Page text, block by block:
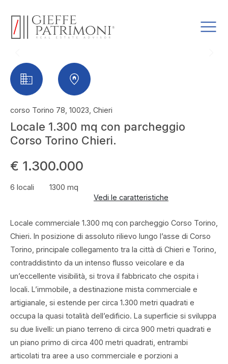
corso Torino 78, 10023, Chieri
Locale 1.300 mq con parcheggio
Corso Torino Chieri.
€ 1.300.000
6 locali
1300 mq
Vedi le caratteristiche
Locale commerciale 1.300 mq con parcheggio Corso Torino,
Chieri. In posizione di assoluto rilievo lungo l’asse di Corso
Torino, principale collegamento tra la città di Chieri e Torino,
contraddistinto da un intenso flusso veicolare e da
un’eccellente visibilità, si trova il fabbricato che ospita i
locali. L’immobile, a destinazione mista commerciale e
artigianale, si estende per circa 1.300 metri quadrati e
occupa la quasi totalità dell’edificio. La superficie si sviluppa
su due livelli: un piano terreno di circa 900 metri quadrati e
un piano primo di circa 400 metri quadrati, entrambi
articolati tra aree a uso commerciale e porzioni a